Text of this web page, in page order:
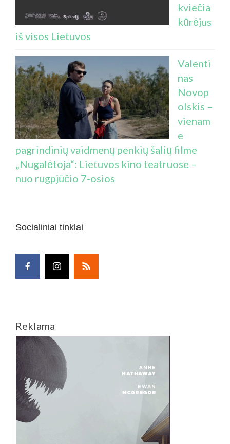
kviečia
kūrėjus
iš visos Lietuvos
Valenti
nas
Novop
olskis –
vienam
e
pagrindinių vaidmenų penkių šalių filme
„Nugalėtoja“: Lietuvos kino teatruose –
nuo rugpjūčio 7-osios
Socialiniai tinklai
Reklama